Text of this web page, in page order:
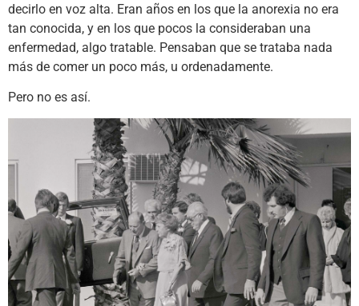
decirlo en voz alta. Eran años en los que la anorexia no era
tan conocida, y en los que pocos la consideraban una
enfermedad, algo tratable. Pensaban que se trataba nada
más de comer un poco más, u ordenadamente.
Pero no es así.